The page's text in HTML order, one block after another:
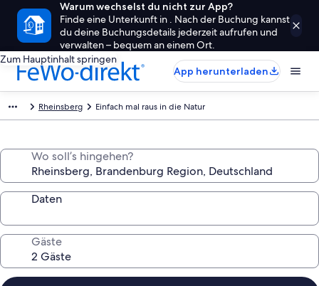
Warum wechselst du nicht zur App?
Finde eine Unterkunft in . Nach der Buchung kannst
du deine Buchungsdetails jederzeit aufrufen und
verwalten – bequem an einem Ort.
Zum Hauptinhalt springen
App herunterladen
Rheinsberg Einfach mal raus in die Natur
Wo soll’s hingehen?
Daten
Gäste